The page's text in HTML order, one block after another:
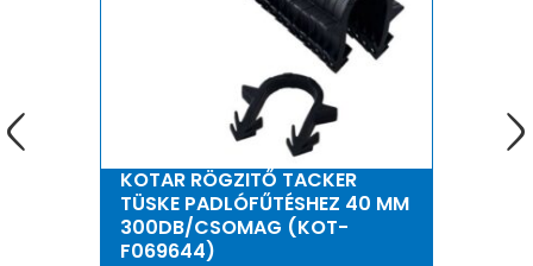
KOTAR RÖGZITŐ TACKER
TÜSKE PADLÓFŰTÉSHEZ 40 MM
300DB/CSOMAG (KOT-
F069644)